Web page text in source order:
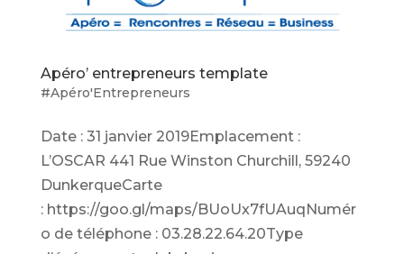
Apéro’ entrepreneurs template
#Apéro'Entrepreneurs
Date : 31 janvier 2019Emplacement :
L’OSCAR 441 Rue Winston Churchill, 59240
DunkerqueCarte
: https://goo.gl/maps/BUoUx7fUAuqNumér
o de téléphone : 03.28.22.64.20Type